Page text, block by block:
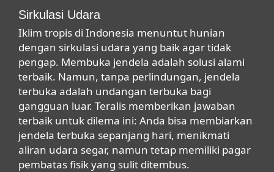
Sirkulasi Udara
Iklim tropis di Indonesia menuntut hunian
dengan sirkulasi udara yang baik agar tidak
pengap. Membuka jendela adalah solusi alami
terbaik. Namun, tanpa perlindungan, jendela
terbuka adalah undangan terbuka bagi
gangguan luar. Teralis memberikan jawaban
terbaik untuk dilema ini: Anda bisa membiarkan
jendela terbuka sepanjang hari, menikmati
aliran udara segar, namun tetap memiliki pagar
pembatas fisik yang sulit ditembus.